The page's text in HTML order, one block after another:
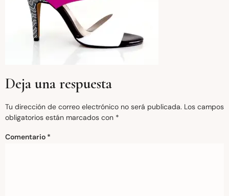
Deja una respuesta
Tu dirección de correo electrónico no será publicada. Los campos
obligatorios están marcados con *
Comentario *